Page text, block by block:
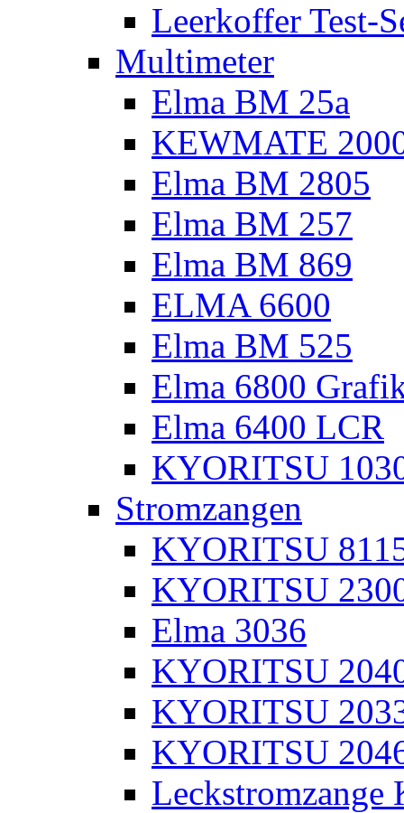
Leerkoffer Test-
Multimeter
Elma BM 25a
KEWMATE
Elma BM 2805
Elma BM 257
Elma BM 869
ELMA 6600
Elma BM 525
Elma 6800
Elma 6400 LCR
KYORITSU
Stromzangen
KYORITSU
KYORITSU
Elma 3036
KYORITSU
KYORITSU
KYORITSU
Leckstromzange